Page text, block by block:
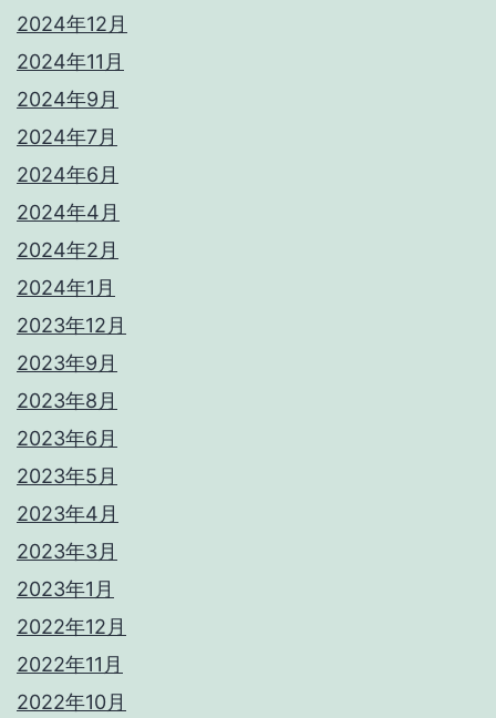
2024年12月
2024年11月
2024年9月
2024年7月
2024年6月
2024年4月
2024年2月
2024年1月
2023年12月
2023年9月
2023年8月
2023年6月
2023年5月
2023年4月
2023年3月
2023年1月
2022年12月
2022年11月
2022年10月